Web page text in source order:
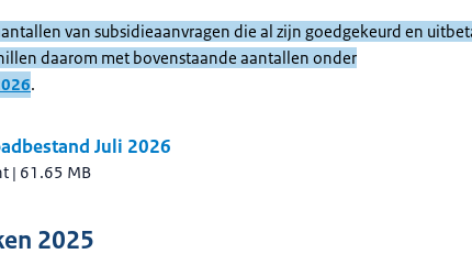
van subsidieaanvragen die al zijn goedgekeurd en
daarom met bovenstaande aantallen onder
.
Juli 2026
| 61.65 MB
2025